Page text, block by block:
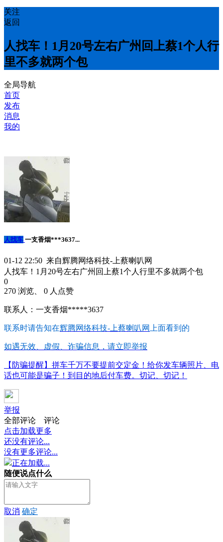
关注
返回
人找车！1月20号左右广州回上蔡1个人行
里不多就两个包
全局导航
首页
发布
消息
我的
人找车 一支香烟***3637...
01-12 22:50 来自辉腾网络科技-上蔡喇叭网
人找车！1月20号左右广州回上蔡1个人行里不多就两个包
0
270 浏览、 0 人点赞
联系人：一支香烟*****3637
联系时请告知在辉腾网络科技-上蔡喇叭网 上面看到的
如遇无效、虚假、诈骗信息，请立即举报
【防骗提醒】拼车千万不要提前交定金！给你发车辆照片、电
话也可能是骗子！到目的地后付车费。切记、切记！
举报
全部评论
评论
点击加载更多
还没有评论...
没有更多评论...
正在加载...
随便说点什么
取消 确定